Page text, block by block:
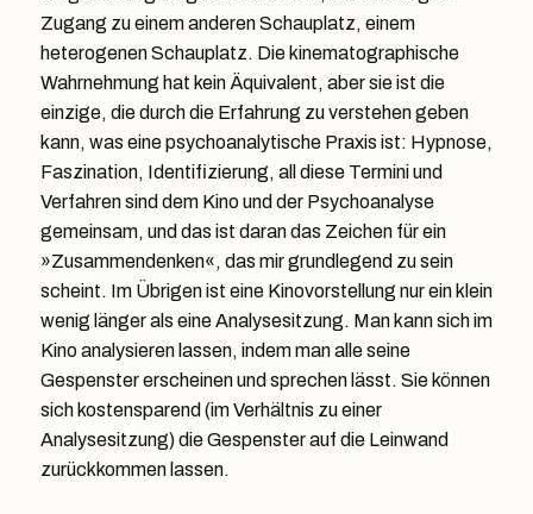
Zugang zu einem anderen Schauplatz, einem
heterogenen Schauplatz. Die kinematographische
Wahrnehmung hat kein Äquivalent, aber sie ist die
einzige, die durch die Erfahrung zu verstehen geben
kann, was eine psychoanalytische Praxis ist: Hypnose,
Faszination, Identifizierung, all diese Termini und
Verfahren sind dem Kino und der Psychoanalyse
gemeinsam, und das ist daran das Zeichen für ein
»Zusammendenken«, das mir grundlegend zu sein
scheint. Im Übrigen ist eine Kinovorstellung nur ein klein
wenig länger als eine Analysesitzung. Man kann sich im
Kino analysieren lassen, indem man alle seine
Gespenster erscheinen und sprechen lässt. Sie können
sich kostensparend (im Verhältnis zu einer
Analysesitzung) die Gespenster auf die Leinwand
zurückkommen lassen.